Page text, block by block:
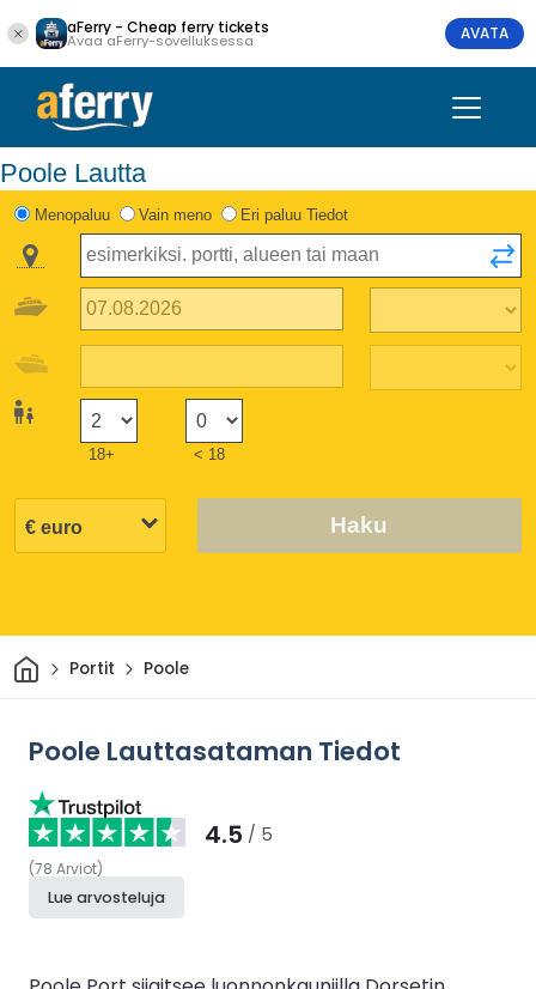
aFerry - Cheap ferry tickets
Avaa aFerry-sovelluksessa AVATA
Poole Lautta
Menopaluu Vain meno Eri paluu Tiedot
18+ < 18
Haku
KotiinPortit Poole
Poole Lauttasataman Tiedot
4.5 / 5
(78 Arviot)
Lue arvosteluja